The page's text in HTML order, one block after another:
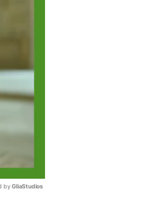
by GliaStudios